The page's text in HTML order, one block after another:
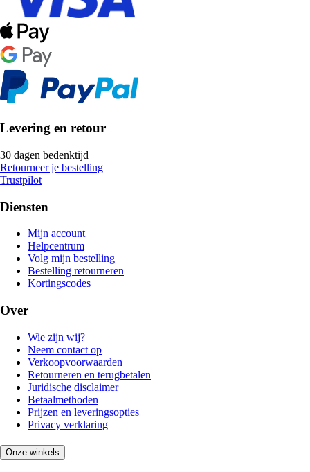
Levering en retour
30 dagen bedenktijd
Retourneer je bestelling
Trustpilot
Diensten
Mijn account
Helpcentrum
Volg mijn bestelling
Bestelling retourneren
Kortingscodes
Over
Wie zijn wij?
Neem contact op
Verkoopvoorwaarden
Retourneren en terugbetalen
Juridische disclaimer
Betaalmethoden
Prijzen en leveringsopties
Privacy verklaring
Onze winkels